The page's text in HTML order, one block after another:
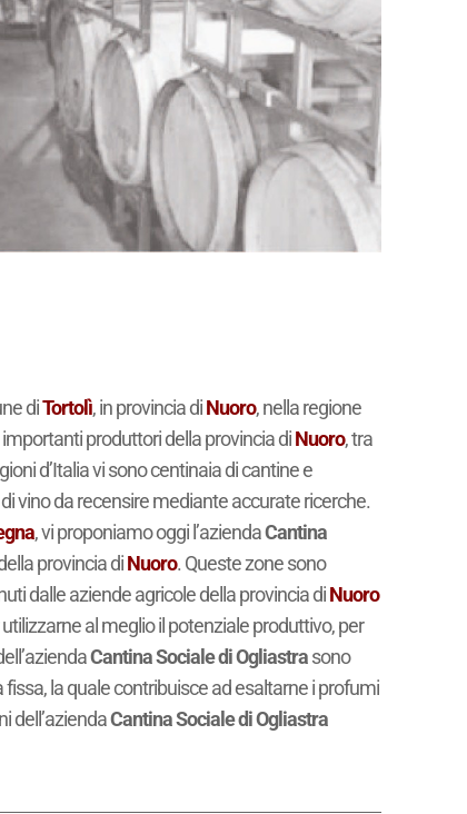
diTortolì, in provincia diNuoro, nella regione
produttori della provincia diNuoro, tra
d’Italia vi sono centinaia di cantine e
vino da recensire mediante accurate ricerche.
, vi proponiamo oggi l’aziendaCantina
provincia diNuoro. Queste zone sono
dalle aziende agricole della provincia diNuoro
al meglio il potenziale produttivo, per
Cantina Sociale di Ogliastrasono
la quale contribuisce ad esaltarne i profumi
dell’aziendaCantina Sociale di Ogliastra